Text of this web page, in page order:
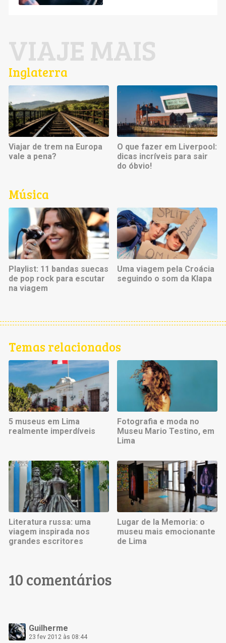
VIAJE MAIS
Inglaterra
Viajar de trem na Europa
vale a pena?
O que fazer em Liverpool:
dicas incríveis para sair
do óbvio!
Música
Playlist: 11 bandas suecas
de pop rock para escutar
na viagem
Uma viagem pela Croácia
seguindo o som da Klapa
Temas relacionados
5 museus em Lima
realmente imperdíveis
Fotografia e moda no
Museu Mario Testino, em
Lima
Literatura russa: uma
viagem inspirada nos
grandes escritores
Lugar de la Memoria: o
museu mais emocionante
de Lima
10 comentários
Guilherme
23 fev 2012 às 08:44